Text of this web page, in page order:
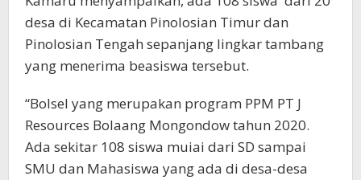
desa di Kecamatan Pinolosian Timur dan
Pinolosian Tengah sepanjang lingkar tambang
yang menerima beasiswa tersebut.
“Bolsel yang merupakan program PPM PT J
Resources Bolaang Mongondow tahun 2020.
Ada sekitar 108 siswa muiai dari SD sampai
SMU dan Mahasiswa yang ada di desa-desa